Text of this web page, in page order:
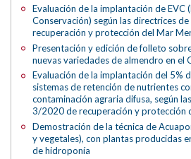
Evaluación de la implantación de EVC
Conservación) según las directrices
recuperación y protección del Mar
Presentación y edición de folleto
nuevas variedades de almendro en el
Evaluación de la implantación del 5%
sistemas de retención de nutrientes
contaminación agraria difusa, según
3/2020 de recuperación y protección
Demostración de la técnica de
y vegetales), con plantas producidas
de hidroponía